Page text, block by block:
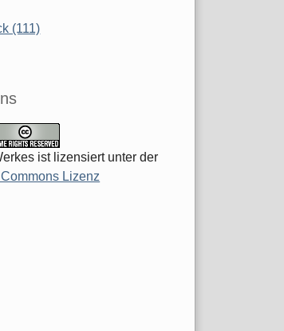
(111)
ist lizensiert unter der
Lizenz